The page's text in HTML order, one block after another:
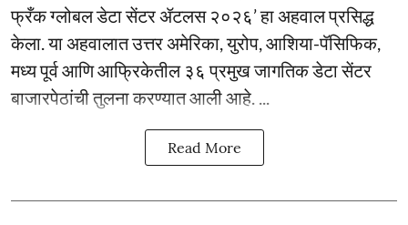
फ्रँक ग्लोबल डेटा सेंटर ॲटलस २०२६’ हा अहवाल प्रसिद्ध
केला. या अहवालात उत्तर अमेरिका, युरोप, आशिया-पॅसिफिक,
मध्य पूर्व आणि आफ्रिकेतील ३६ प्रमुख जागतिक डेटा सेंटर
बाजारपेठांची तुलना करण्यात आली आहे. ...
Read More